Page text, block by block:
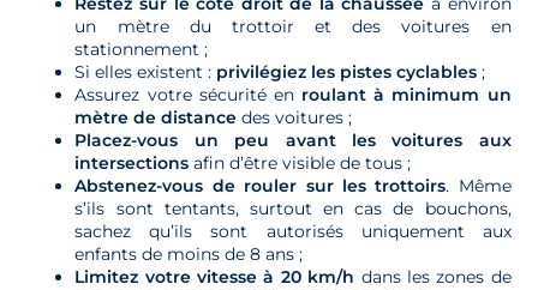
un mètre du trottoir et des voitures en
stationnement ;
Si elles existent : privilégiez les pistes cyclables ;
Assurez votre sécurité en roulant à minimum un
mètre de distance des voitures ;
Placez-vous un peu avant les voitures aux
intersections afin d’être visible de tous ;
Abstenez-vous de rouler sur les trottoirs. Même
s’ils sont tentants, surtout en cas de bouchons,
sachez qu’ils sont autorisés uniquement aux
enfants de moins de 8 ans ;
Limitez votre vitesse à 20 km/h dans les zones de